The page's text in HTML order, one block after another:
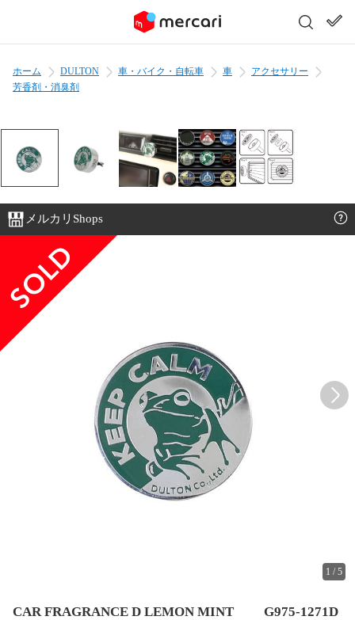
ホーム DULTON 車・バイク・自転車 車
アクセサリー
芳香剤・消臭剤
メルカリShops
1 /5
CAR FRAGRANCE D LEMON MINT G975-1271D